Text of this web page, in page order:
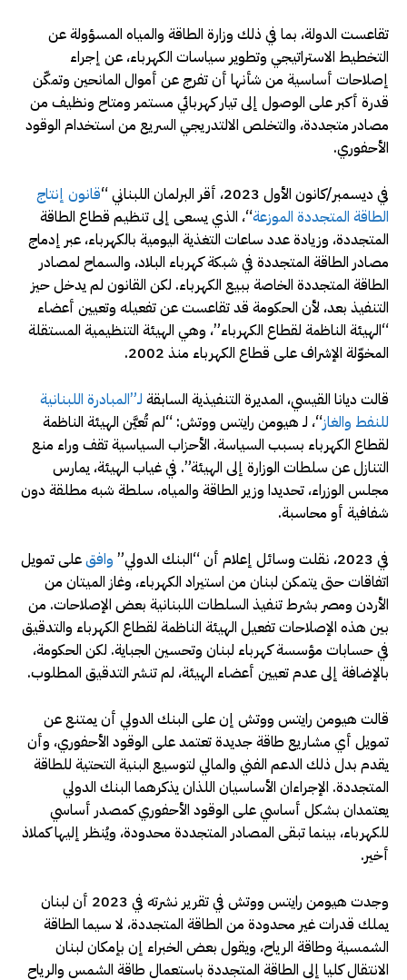
تقاعست الدولة، بما في ذلك وزارة الطاقة والمياه المسؤولة عن
التخطيط الاستراتيجي وتطوير سياسات الكهرباء، عن إجراء
إصلاحات أساسية من شأنها أن تفرج عن أموال المانحين وتمكّن
قدرة أكبر على الوصول إلى تيار كهربائي مستمر ومتاح ونظيف من
مصادر متجددة، والتخلص الالتدريجي السريع من استخدام الوقود
الأحفوري.
في ديسمبر/كانون الأول 2023، أقر البرلمان اللبناني “
قانون إنتاج
الطاقة المتجددة الموزعة“، الذي يسعى إلى تنظيم قطاع الطاقة
المتجددة، وزيادة عدد ساعات التغذية اليومية بالكهرباء، عبر إدماج
مصادر الطاقة المتجددة في شبكة كهرباء البلاد، والسماح لمصادر
الطاقة المتجددة الخاصة ببيع الكهرباء. لكن القانون لم يدخل حيز
التنفيذ بعد، لأن الحكومة قد تقاعست عن تفعيله وتعيين أعضاء
“الهيئة الناظمة لقطاع الكهرباء”، وهي الهيئة التنظيمية المستقلة
المخوّلة الإشراف على قطاع الكهرباء منذ 2002.
قالت ديانا القيسي، المديرة التنفيذية السابقة لـ”المبادرة اللبنانية
للنفط والغاز“، لـ هيومن رايتس ووتش: “لم تُعيَّن الهيئة الناظمة
لقطاع الكهرباء بسبب السياسة. الأحزاب السياسية تقف وراء منع
التنازل عن سلطات الوزارة إلى الهيئة”. في غياب الهيئة، يمارس
مجلس الوزراء، تحديدا وزير الطاقة والمياه، سلطة شبه مطلقة دون
شفافية أو محاسبة.
في 2023، نقلت وسائل إعلام أن “البنك الدولي” وافقعلى تمويل
اتفاقات حتى يتمكن لبنان من استيراد الكهرباء، وغاز الميتان من
الأردن ومصر بشرط تنفيذ السلطات اللبنانية بعض الإصلاحات. من
بين هذه الإصلاحات تفعيل الهيئة الناظمة لقطاع الكهرباء والتدقيق
في حسابات مؤسسة كهرباء لبنان وتحسين الجباية. لكن الحكومة،
بالإضافة إلى عدم تعيين أعضاء الهيئة، لم تنشر التدقيق المطلوب.
قالت هيومن رايتس ووتش إن على البنك الدولي أن يمتنع عن
تمويل أي مشاريع طاقة جديدة تعتمد على الوقود الأحفوري، وأن
يقدم بدل ذلك الدعم الفني والمالي لتوسيع البنية التحتية للطاقة
المتجددة. الإجراءان الأساسيان اللذان يذكرهما البنك الدولي
يعتمدان بشكل أساسي على الوقود الأحفوري كمصدر أساسي
للكهرباء، بينما تبقى المصادر المتجددة محدودة، ويُنظر إليها كملاذ
أخير.
وجدت هيومن رايتس ووتش في تقرير نشرته في 2023 أن لبنان
يملك قدرات غير محدودة من الطاقة المتجددة، لا سيما الطاقة
الشمسية وطاقة الرياح، ويقول بعض الخبراء إن بإمكان لبنان
الانتقال كليا إلى الطاقة المتجددة باستعمال طاقة الشمس والرياح